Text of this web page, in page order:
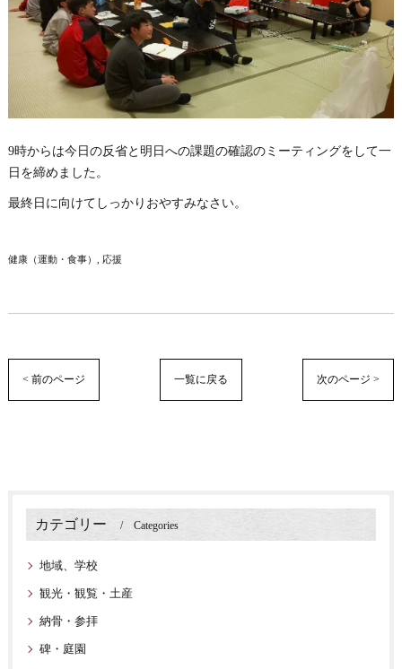
9時からは今日の反省と明日への課題の確認のミーティングをして一
日を締めました。
最終日に向けてしっかりおやすみなさい。
健康（運動・食事） 応援
< 前のページ 一覧に戻る 次のページ >
カテゴリー Categories
地域、学校
観光・観覧・土産
納骨・参拝
碑・庭園